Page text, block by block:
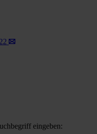
eingeben: